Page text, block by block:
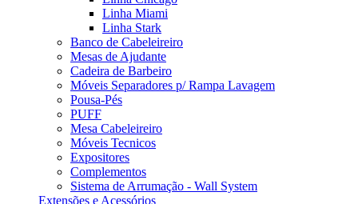
Linha Miami
Linha Stark
Banco de Cabeleireiro
Mesas de Ajudante
Cadeira de Barbeiro
Móveis Separadores p/ Rampa Lavagem
Pousa-Pés
PUFF
Mesa Cabeleireiro
Móveis Tecnicos
Expositores
Complementos
Sistema de Arrumação - Wall System
Extensões e Acessórios